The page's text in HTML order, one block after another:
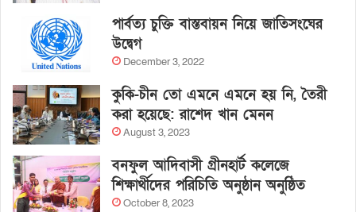
পার্বত্য চুক্তি বাস্তবায়ন নিয়ে জাতিসংঘের
উদ্বেগ
December 3, 2022
কুকি-চীন তো এমনে এমনে হয় নি, তৈরী
করা হয়েছে: রাশেদ খান মেনন
August 3, 2023
বনফুল আদিবাসী গ্রীনহার্ট কলেজে
শিক্ষার্থীদের পরিচিতি অনুষ্ঠান অনুষ্ঠিত
October 8, 2023